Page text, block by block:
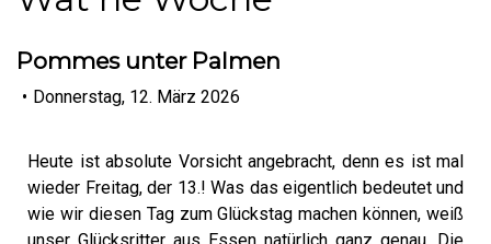
Pommes unter Palmen
• Donnerstag, 12. März 2026
Heute ist absolute Vorsicht angebracht, denn es ist mal
wieder Freitag, der 13.! Was das eigentlich bedeutet und
wie wir diesen Tag zum Glückstag machen können, weiß